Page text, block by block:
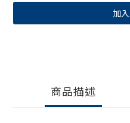
加
商品描述